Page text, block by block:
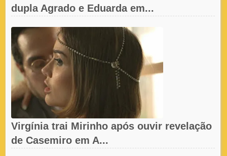
dupla Agrado e Eduarda em...
Virgínia trai Mirinho após ouvir revelação
de Casemiro em A...